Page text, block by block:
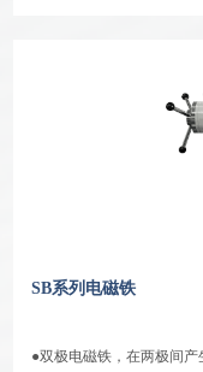
SB系列电磁铁
●双极电磁铁，在两极间产